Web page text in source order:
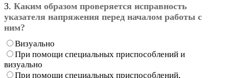
3. Каким образом проверяется исправность
указателя напряжения перед началом работы с
ним?
Визуально
При помощи специальных приспособлений и
визуально
При помощи специальных приспособлений,